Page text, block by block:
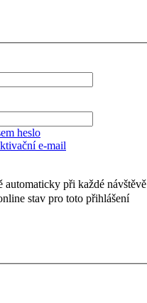
heslo
e-mail
automaticky při každé návštěvě
stav pro toto přihlášení